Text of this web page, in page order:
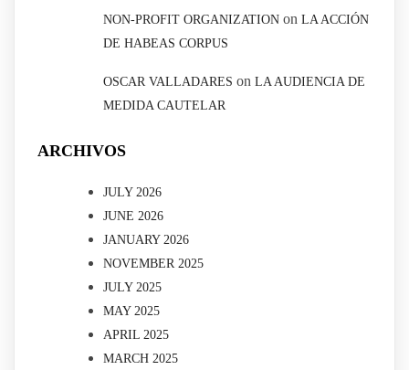
NON-PROFIT ORGANIZATION on LA ACCIÓN
DE HABEAS CORPUS
OSCAR VALLADARES on LA AUDIENCIA DE
MEDIDA CAUTELAR
ARCHIVOS
JULY 2026
JUNE 2026
JANUARY 2026
NOVEMBER 2025
JULY 2025
MAY 2025
APRIL 2025
MARCH 2025